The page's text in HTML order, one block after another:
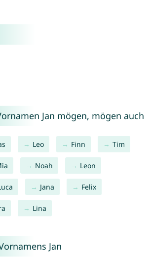
Jan mögen, mögen auch
Leo Finn Tim
Noah Leon
Jana Felix
Lina
Jan